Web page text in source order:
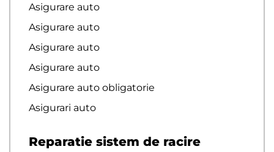
Asigurare auto
Asigurare auto
Asigurare auto
Asigurare auto
Asigurare auto obligatorie
Asigurari auto
Reparatie sistem de racire